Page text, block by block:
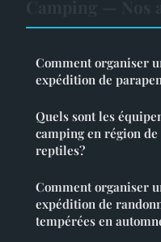
Comment organiser
expédition de
Quels sont les
camping en région
reptiles?
Comment organiser
expédition de
tempérées en